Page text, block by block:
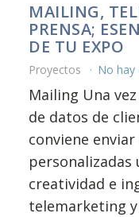
MAILING,
PRENSA;
DE TU EXPO
Proyectos No hay
Mailing Una
de datos de
conviene
creatividad e
telemarketing y